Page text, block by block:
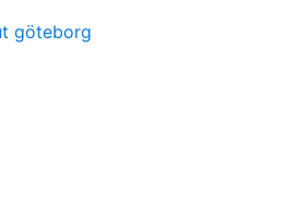
göteborg